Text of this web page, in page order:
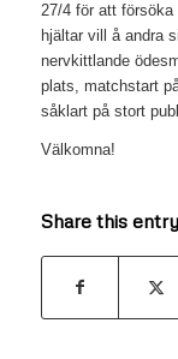
27/4 för att
hjältar vill å andra
nervkittlande
plats, matchstart
såklart på stort
Välkomna!
Share this entry